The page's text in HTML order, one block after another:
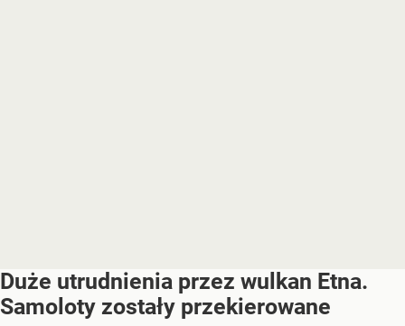
Duże utrudnienia przez wulkan Etna.
Samoloty zostały przekierowane